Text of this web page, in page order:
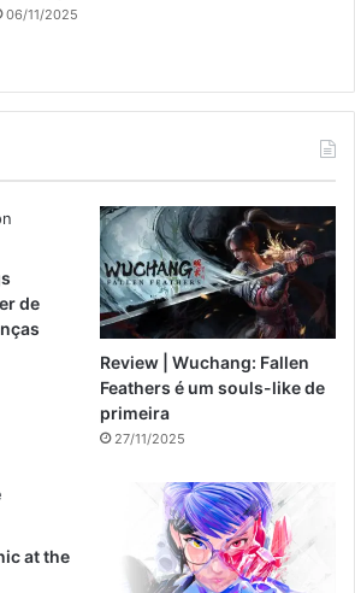
06/11/2025
de
Review | Wuchang: Fallen
Feathers é um souls-like de
primeira
27/11/2025
at the